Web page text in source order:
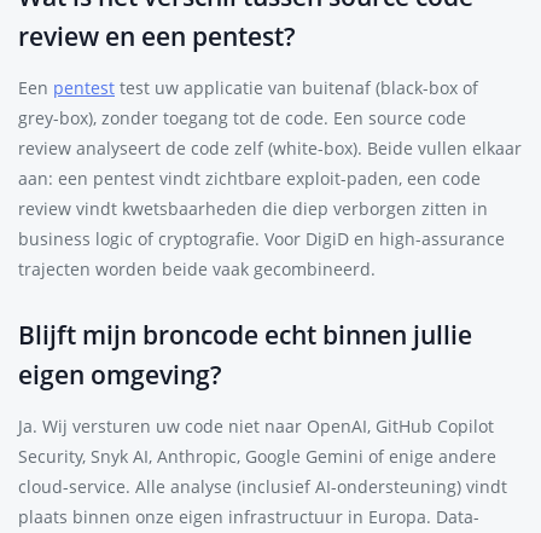
review en een pentest?
Een pentest test uw applicatie van buitenaf (black-box of
grey-box), zonder toegang tot de code. Een source code
review analyseert de code zelf (white-box). Beide vullen elkaar
aan: een pentest vindt zichtbare exploit-paden, een code
review vindt kwetsbaarheden die diep verborgen zitten in
business logic of cryptografie. Voor DigiD en high-assurance
trajecten worden beide vaak gecombineerd.
Blijft mijn broncode echt binnen jullie
eigen omgeving?
Ja. Wij versturen uw code niet naar OpenAI, GitHub Copilot
Security, Snyk AI, Anthropic, Google Gemini of enige andere
cloud-service. Alle analyse (inclusief AI-ondersteuning) vindt
plaats binnen onze eigen infrastructuur in Europa. Data-